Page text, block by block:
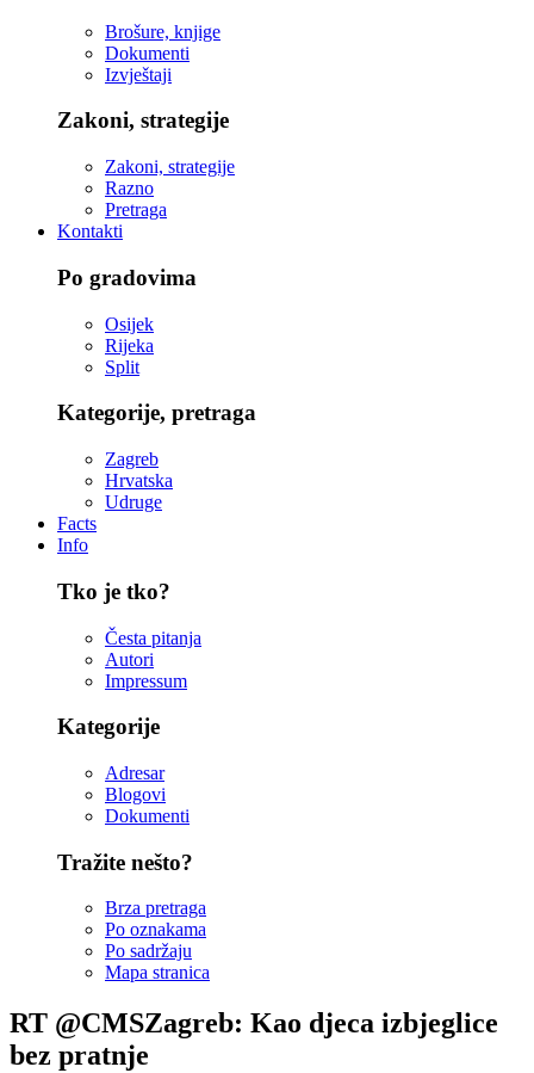
Brošure, knjige
Dokumenti
Izvještaji
Zakoni, strategije
Zakoni, strategije
Razno
Pretraga
Kontakti
Po gradovima
Osijek
Rijeka
Split
Kategorije, pretraga
Zagreb
Hrvatska
Udruge
Facts
Info
Tko je tko?
Česta pitanja
Autori
Impressum
Kategorije
Adresar
Blogovi
Dokumenti
Tražite nešto?
Brza pretraga
Po oznakama
Po sadržaju
Mapa stranica
RT @CMSZagreb: Kao djeca izbjeglice
bez pratnje